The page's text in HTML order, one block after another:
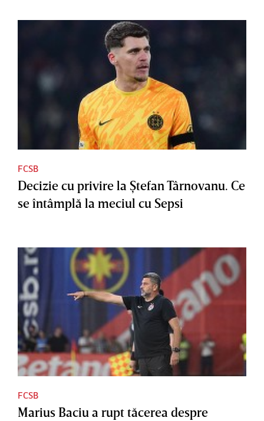
FCSB
Decizie cu privire la Ştefan Târnovanu. Ce
se întâmplă la meciul cu Sepsi
FCSB
Marius Baciu a rupt tăcerea despre